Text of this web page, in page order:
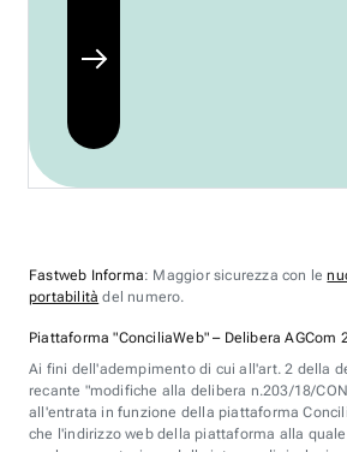
Fastweb Informa: Maggior sicurezza con le
portabilità del numero.
Piattaforma "ConciliaWeb" – Delibera AGCom
Ai fini dell'adempimento di cui all'art. 2 della
recante "modifiche alla delibera n.203/18/
all'entrata in funzione della piattaforma
che l'indirizzo web della piattaforma alla